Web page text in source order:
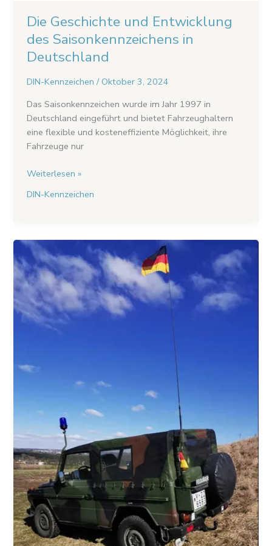
Die Geschichte und Entwicklung
des Saisonkennzeichens in
Deutschland
DIN-Kennzeichen /Oktober 3, 2024
Das Saisonkennzeichen wurde im Jahr 1997 in
Deutschland eingeführt und bietet Fahrzeughaltern
eine flexible und kosteneffiziente Möglichkeit, ihre
Fahrzeuge nur
Weiterlesen »
DIN-Kennzeichen
Y-
Kennzeichen
der
Bundeswehr